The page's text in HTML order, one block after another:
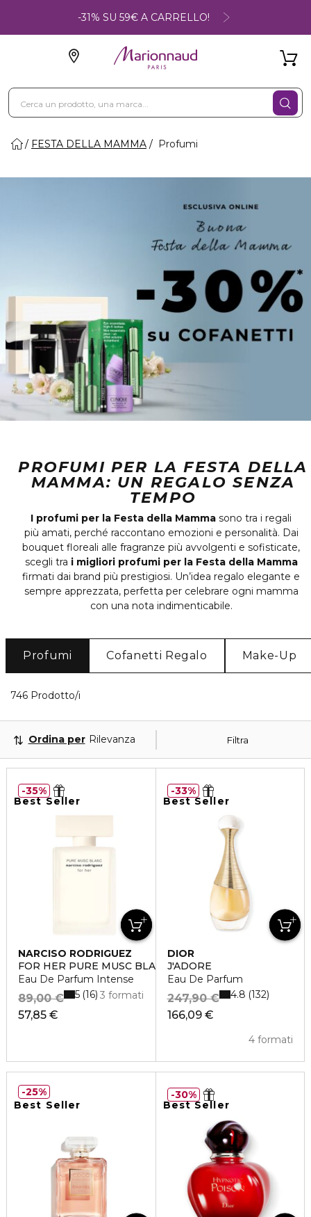
-31% SU 59€ A CARRELLO!
FESTA DELLA MAMMA Profumi
PROFUMI PER LA FESTA DELLA
MAMMA: UN REGALO SENZA
TEMPO
I profumi per la Festa della Mamma sono tra i regali
più amati, perché raccontano emozioni e personalità. Dai
bouquet floreali alle fragranze più avvolgenti e sofisticate,
scegli tra i migliori profumi per la Festa della Mamma
firmati dai brand più prestigiosi. Un’idea regalo elegante e
sempre apprezzata, perfetta per celebrare ogni mamma
con una nota indimenticabile.
Profumi Cofanetti Regalo Make-Up
746 Prodotto/i
Filtra
Ordina per Rilevanza
Best Seller
NARCISO RODRIGUEZ
FOR HER PURE MUSC BLANC
Eau De Parfum Intense
57,85 €
89,00 € 3 formati
5 16
35%
Best Seller
DIOR
J'ADORE
Eau De Parfum
166,09 €
247,90 €
4 formati
4.8 132
33%
Best Seller
25%
Best Seller
30%